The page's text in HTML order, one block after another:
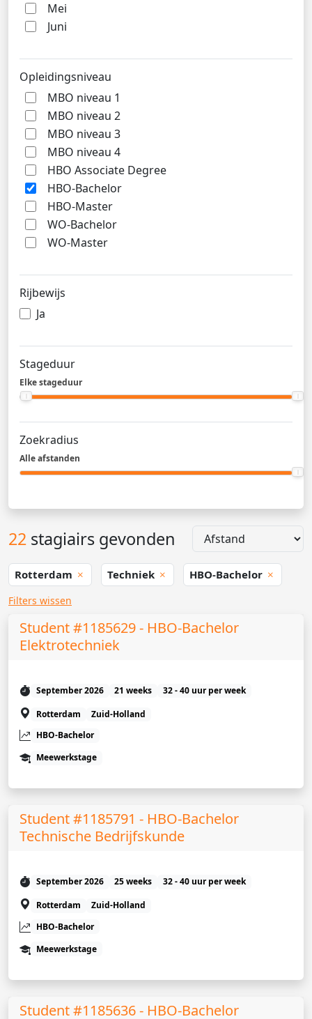
Mei
Juni
Opleidingsniveau
MBO niveau 1
MBO niveau 2
MBO niveau 3
MBO niveau 4
HBO Associate Degree
HBO-Bachelor
HBO-Master
WO-Bachelor
WO-Master
Rijbewijs
Ja
Stageduur
Elke stageduur
Zoekradius
Alle afstanden
22 stagiairs gevonden
Rotterdam Techniek HBO-Bachelor
Filters wissen
Student #1185629 - HBO-Bachelor
Elektrotechniek
September 2026 21 weeks
32 - 40 uur per week
Rotterdam
Zuid-Holland
HBO-Bachelor
Meewerkstage
Student #1185791 - HBO-Bachelor
Technische Bedrijfskunde
September 2026 25 weeks
32 - 40 uur per week
Rotterdam
Zuid-Holland
HBO-Bachelor
Meewerkstage
Student #1185636 - HBO-Bachelor